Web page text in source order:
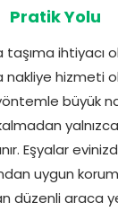
Pratik Yolu
ihtiyacı
hizmeti
büyük
Eşyalar
uygun
düzenli araca